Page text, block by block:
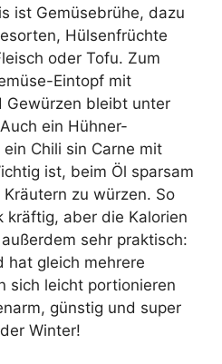
ist Gemüsebrühe, dazu
Hülsenfrüchte
oder Tofu. Zum
Eintopf mit
Gewürzen bleibt unter
ein Hühner-
Chili sin Carne mit
ist, beim Öl sparsam
zu würzen. So
kräftig, aber die Kalorien
sehr praktisch:
hat gleich mehrere
sich leicht portionieren
günstig und super
Winter!